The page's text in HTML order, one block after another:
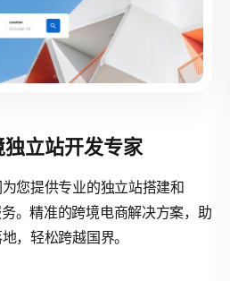
立站开发专家
您提供专业的独立站搭建和
。精准的跨境电商解决方案，助
，轻松跨越国界。